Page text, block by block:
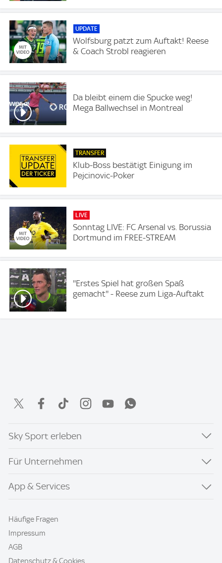
UPDATE
Wolfsburg patzt zum Auftakt! Reese
& Coach Strobl reagieren
Da bleibt einem die Spucke weg!
Mega Ballwechsel in Montreal
TRANSFER
Klub-Boss bestätigt Einigung im
Pejcinovic-Poker
LIVE
Sonntag LIVE: FC Arsenal vs. Borussia
Dortmund im FREE-STREAM
''Erstes Spiel hat großen Spaß
gemacht'' - Reese zum Liga-Auftakt
Sky Sport erleben
Für Unternehmen
App & Services
Häufige Fragen
Impressum
AGB
Datenschutz & Cookies